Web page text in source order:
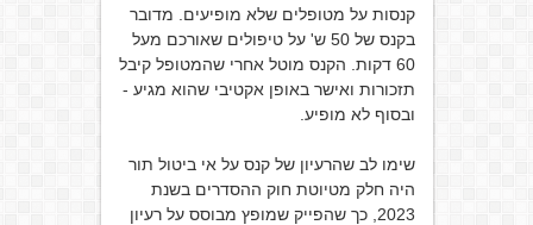
קנסות על מטופלים שלא מופיעים. מדובר
בקנס של 50 ש' על טיפולים שאורכם מעל
60 דקות. הקנס מוטל אחרי שהמטופל קיבל
תזכורות ואישר באופן אקטיבי שהוא מגיע -
ובסוף לא מופיע.
שימו לב שהרעיון של קנס על אי ביטול תור
היה חלק מטיוטת חוק ההסדרים בשנת
2023, כך שהפייק שמופץ מבוסס על רעיון